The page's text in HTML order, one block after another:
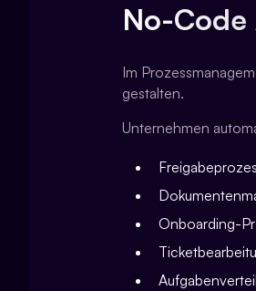
No-
Im
gestalten.
Unternehmen
Onboarding-